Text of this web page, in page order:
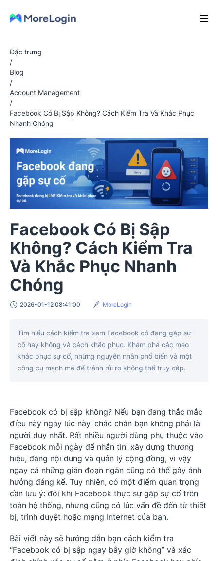
Đặc trưng
/
Blog
/
Account Management
/
Facebook Có Bị Sập Không? Cách Kiểm Tra Và Khắc Phục
Nhanh Chóng
Facebook Có Bị Sập
Không? Cách Kiểm Tra
Và Khắc Phục Nhanh
Chóng
2026-01-12 08:41:00 MoreLogin
Tìm hiểu cách kiểm tra xem Facebook có đang gặp sự
cố hay không và cách khắc phục. Khám phá các mẹo
khắc phục sự cố, những nguyên nhân phổ biến và một
công cụ mạnh mẽ để tránh rủi ro không thể truy cập.
Facebook có bị sập không? Nếu bạn đang thắc mắc
điều này ngay lúc này, chắc chắn bạn không phải là
người duy nhất. Rất nhiều người dùng phụ thuộc vào
Facebook mỗi ngày để nhắn tin, xây dựng thương
hiệu, đăng nội dung và quản lý cộng đồng, vì vậy
ngay cả những gián đoạn ngắn cũng có thể gây ảnh
hưởng đáng kể. Tuy nhiên, có một điểm quan trọng
cần lưu ý: đôi khi Facebook thực sự gặp sự cố trên
toàn hệ thống, nhưng cũng có lúc vấn đề đến từ thiết
bị, trình duyệt hoặc mạng Internet của bạn.
Bài viết này sẽ hướng dẫn bạn cách kiểm tra
“Facebook có bị sập ngay bây giờ không” và xác